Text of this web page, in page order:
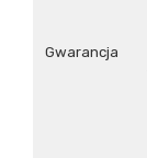
Gwarancja